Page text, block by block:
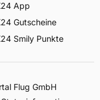
App
Gutscheine
Smily Punkte
Flug GmbH